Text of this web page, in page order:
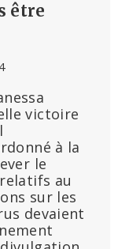
être
victoire
à la
le
au
sur les
devaient